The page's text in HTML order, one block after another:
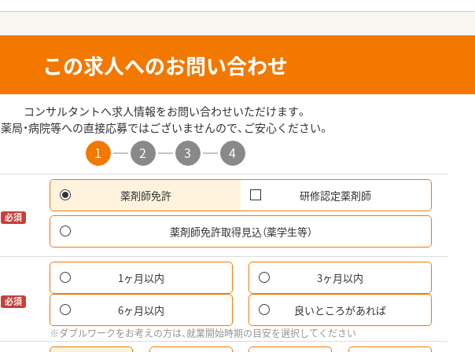
この求人へのお問い合わせ
コンサルタントへ求人情報をお問い合わせいただけます。
薬局・病院等への直接応募ではございませんので、ご安心ください。
1 2 3 4
必須
薬剤師免許 研修認定薬剤師
薬剤師免許取得見込（薬学生等）
必須
1ヶ月以内 3ヶ月以内
6ヶ月以内 良いところがあれば
※ダブルワークをお考えの方は、就業開始時期の目安を選択してください